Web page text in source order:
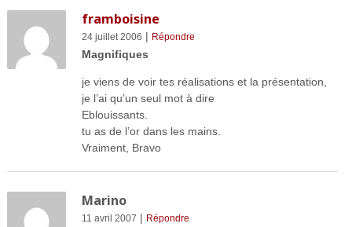
framboisine
24 juillet 2006 | Répondre
Magnifiques
je viens de voir tes réalisations et la présentation,
je l’ai qu’un seul mot à dire
Eblouissants.
tu as de l’or dans les mains.
Vraiment, Bravo
Marino
11 avril 2007 | Répondre